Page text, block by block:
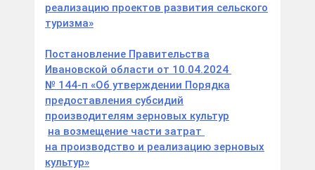
реализацию проектов развития сельского
туризма»
Постановление Правительства
Ивановской области от 10.04.2024
№ 144-п «Об утверждении Порядка
предоставления субсидий
производителям зерновых культур
на возмещение части затрат
на производство и реализацию зерновых
культур»